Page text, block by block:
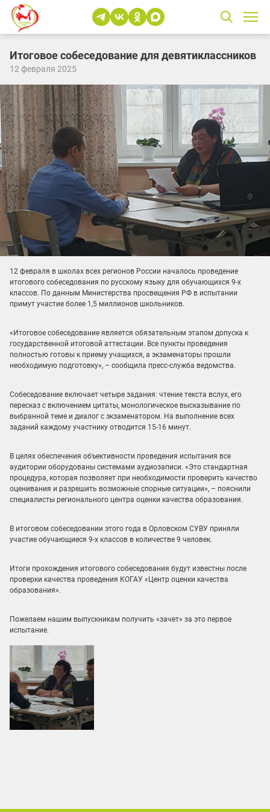
Итоговое собеседование для девятиклассников
12 февраля 2025
12 февраля в школах всех регионов России началось проведение
итогового собеседования по русскому языку для обучающихся 9-х
классов. По данным Министерства просвещения РФ в испытании
примут участие более 1,5 миллионов школьников.
«Итоговое собеседование является обязательным этапом допуска к
государственной итоговой аттестации. Все пункты проведения
полностью готовы к приему учащихся, а экзаменаторы прошли
необходимую подготовку», – сообщила пресс-служба ведомства.
Собеседование включает четыре задания: чтение текста вслух, его
пересказ с включением цитаты, монологическое высказывание по
выбранной теме и диалог с экзаменатором. На выполнение всех
заданий каждому участнику отводится 15-16 минут.
В целях обеспечения объективности проведения испытания все
аудитории оборудованы системами аудиозаписи. «Это стандартная
процедура, которая позволяет при необходимости проверить качество
оценивания и разрешить возможные спорные ситуации», – пояснили
специалисты регионального центра оценки качества образования.
В итоговом собеседовании этого года в Орловском СУВУ приняли
участие обучающиеся 9-х классов в количестве 9 человек.
Итоги прохождения итогового собеседования будут известны после
проверки качества проведения КОГАУ «Центр оценки качества
образования».
Пожелаем нашим выпускникам получить «зачет» за это первое
испытание.